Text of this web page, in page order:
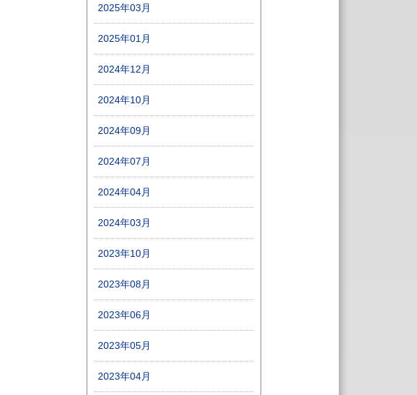
2025年03月
2025年01月
2024年12月
2024年10月
2024年09月
2024年07月
2024年04月
2024年03月
2023年10月
2023年08月
2023年06月
2023年05月
2023年04月